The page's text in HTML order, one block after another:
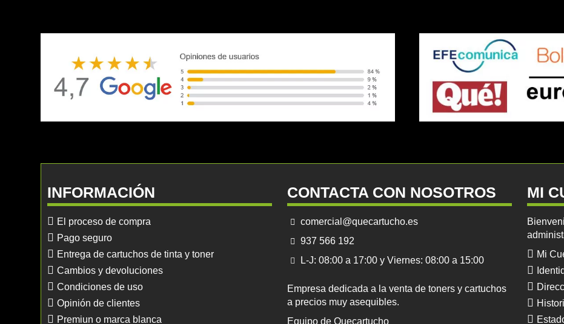
INFORMACIÓN
El proceso de compra
Pago seguro
Entrega de cartuchos de tinta y toner
Cambios y devoluciones
Condiciones de uso
Opinión de clientes
Premiun o marca blanca
CONTACTA CON NOSOTROS
comercial@quecartucho.es
937 566 192
L-J: 08:00 a 17:00 y Viernes: 08:00 a 15:00
Empresa dedicada a la venta de toners y cartuchos
a precios muy asequibles.
Equipo de Quecartucho
MI
Mi